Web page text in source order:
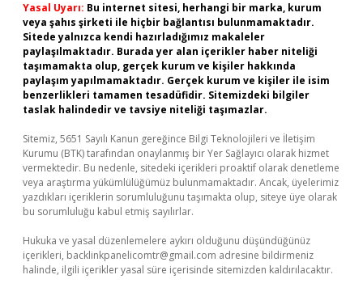
Yasal Uyarı: Bu internet sitesi, herhangi bir marka, kurum
veya şahıs şirketi ile hiçbir bağlantısı bulunmamaktadır.
Sitede yalnızca kendi hazırladığımız makaleler
paylaşılmaktadır. Burada yer alan içerikler haber niteliği
taşımamakta olup, gerçek kurum ve kişiler hakkında
paylaşım yapılmamaktadır. Gerçek kurum ve kişiler ile isim
benzerlikleri tamamen tesadüfidir. Sitemizdeki bilgiler
taslak halindedir ve tavsiye niteliği taşımazlar.
Sitemiz, 5651 Sayılı Kanun gereğince Bilgi Teknolojileri ve İletişim
Kurumu (BTK) tarafından onaylanmış bir Yer Sağlayıcı olarak hizmet
vermektedir. Bu nedenle, sitedeki içerikleri proaktif olarak denetleme
veya araştırma yükümlülüğümüz bulunmamaktadır. Ancak, üyelerimiz
yazdıkları içeriklerin sorumluluğunu taşımakta olup, siteye üye olarak
bu sorumluluğu kabul etmiş sayılırlar.
Hukuka ve yasal düzenlemelere aykırı olduğunu düşündüğünüz
içerikleri, backlinkpanelicomtr@gmail.com adresine bildirmeniz
halinde, ilgili içerikler yasal süre içerisinde sitemizden kaldırılacaktır.